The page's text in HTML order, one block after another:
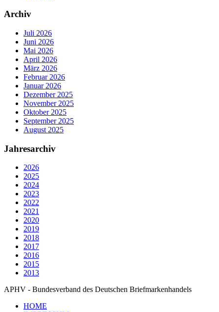
Archiv
Juli 2026
Juni 2026
Mai 2026
April 2026
März 2026
Februar 2026
Januar 2026
Dezember 2025
November 2025
Oktober 2025
September 2025
August 2025
Jahresarchiv
2026
2025
2024
2023
2022
2021
2020
2019
2018
2017
2016
2015
2013
APHV - Bundesverband des Deutschen Briefmarkenhandels
HOME